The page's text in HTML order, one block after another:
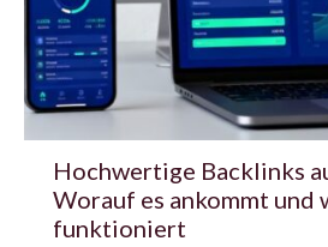
Hochwertige Backlinks
Worauf es ankommt und
funktioniert